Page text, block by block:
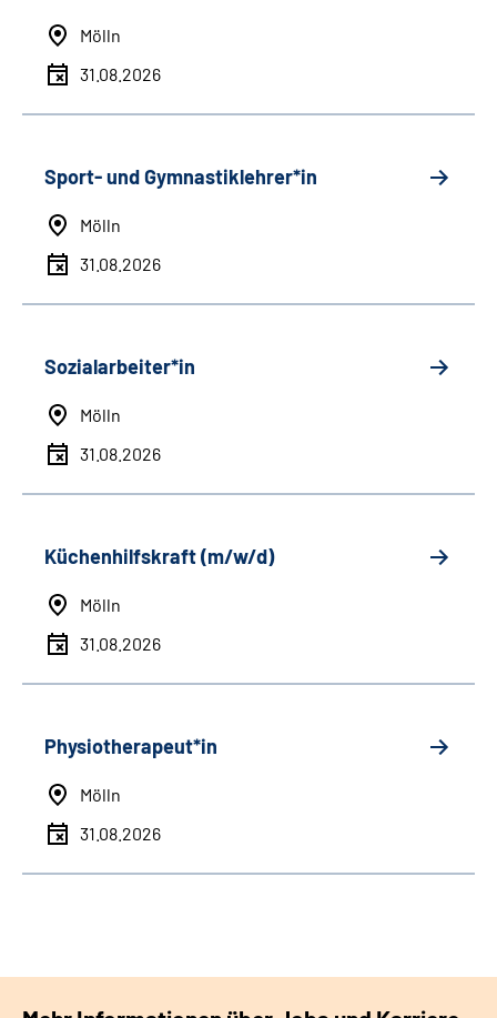
Mölln
31.08.2026
Sport- und Gymnastiklehrer*in
Mölln
31.08.2026
Sozialarbeiter*in
Mölln
31.08.2026
Küchenhilfskraft (m/w/d)
Mölln
31.08.2026
Physiotherapeut*in
Mölln
31.08.2026